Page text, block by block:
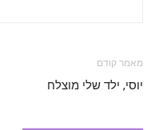
מאמר קודם
יוסי, ילד שלי מוצלח